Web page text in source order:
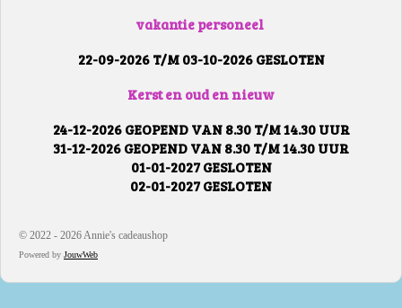
vakantie personeel
22-09-2026 T/M 03-10-2026 GESLOTEN
Kerst en oud en nieuw
24-12-2026 GEOPEND VAN 8.30 T/M 14.30 UUR
31-12-2026 GEOPEND VAN 8.30 T/M 14.30 UUR
01-01-2027 GESLOTEN
02-01-2027 GESLOTEN
© 2022 - 2026 Annie's cadeaushop
Powered by JouwWeb